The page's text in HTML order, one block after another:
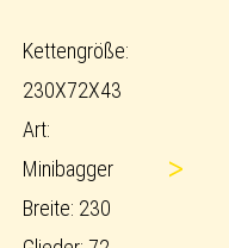
Kettengröße:
230X72X43
Art:
Minibagger
Breite: 230
>